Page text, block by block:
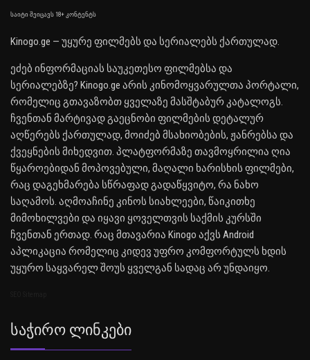
საიტი შეიცავს 18+ კონტენტს
Kinogo.ge — უყურე ფილმებს და სერიალებს ქართულად.
ეძებ ინფორმაციას საუკეთესო ფილმებსა და
სერიალებზე? Kinogo.ge არის კინომოყვარულთა პორტალი,
რომელიც გთავაზობთ ყველაზე მასშტაბურ კატალოგს.
ჩვენთან მარტივად გაეცნობი ფილმების დეტალურ
აღწერებს ქართულად, მოიძებ მსახიობების, ჟანრებსა და
ქვეყნების მიხედვით. პლატფორმაზე თავმოყრილია ღია
წყაროებიდან მოპოვებული, მაღალი ხარისხის ფილმები,
რაც დაგეხმარება სწრაფად გადაწყვიტო, რა ნახო
საღამოს. აღმოაჩინე კინოს სიახლეები, წაიკითხე
მიმოხილვები და იყავი ყოველთვის საქმის კურსში
ჩვენთან ერთად. რაც მთავარია Kinogo აქვს Android
აპლიკაცია რომელიც კიდევ უფრო კომფორტულს ხდის
უყურო საყვარელ შოუს ყველგან სადაც არ უნდაიყო.
Საჭირო Ლინკები